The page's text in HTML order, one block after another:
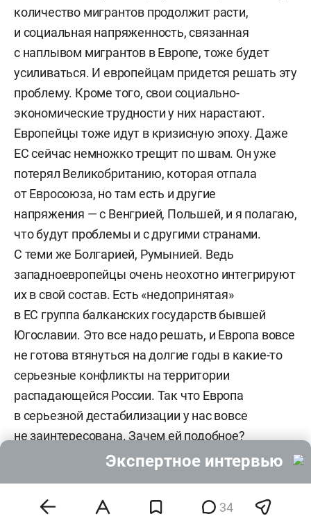
количество мигрантов продолжит расти,
и социальная напряженность, связанная
с наплывом мигрантов в Европе, тоже будет
усиливаться. И европейцам придется решать эту
проблему. Кроме того, свои социально-
экономические трудности у них нарастают.
Европейцы тоже идут в кризисную эпоху. Даже
ЕС сейчас немножко трещит по швам. Он уже
потерял Великобританию, которая отпала
от Евросоюза, но там есть и другие
напряжения — с Венгрией, Польшей, и я полагаю,
что будут проблемы и с другими странами.
С теми же Болгарией, Румынией. Ведь
западноевропейцы очень неохотно интегрируют
их в свой состав. Есть «недопринятая»
в ЕС группа балканских государств бывшей
Югославии. Это все надо решать, и Европа вовсе
не готова втянуться на долгие годы в какие-то
серьезные конфликты на территории
распадающейся России. Так что Европа
в серьезной дестабилизации у нас вовсе
не заинтересована. Зачем ей подобное?
Соединенным Штатам в разумных пределах —
рассматривают в качестве геополитического
34
Экспертное интервью